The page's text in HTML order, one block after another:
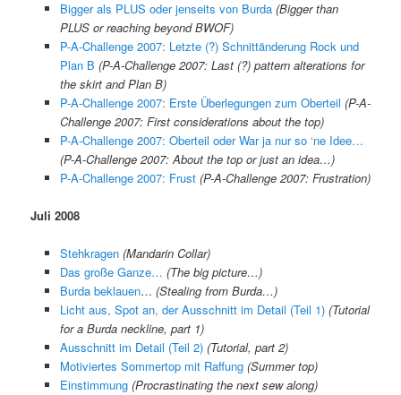
Bigger als PLUS oder jenseits von Burda (Bigger than
PLUS or reaching beyond BWOF)
P-A-Challenge 2007: Letzte (?) Schnittänderung Rock und
Plan B (P-A-Challenge 2007: Last (?) pattern alterations for
the skirt and Plan B)
P-A-Challenge 2007: Erste Überlegungen zum Oberteil (P-A-
Challenge 2007: First considerations about the top)
P-A-Challenge 2007: Oberteil oder War ja nur so ‘ne Idee…
(P-A-Challenge 2007: About the top or just an idea…)
P-A-Challenge 2007: Frust (P-A-Challenge 2007: Frustration)
Juli 2008
Stehkragen (Mandarin Collar)
Das große Ganze… (The big picture…)
Burda beklauen… (Stealing from Burda…)
Licht aus, Spot an, der Ausschnitt im Detail (Teil 1) (Tutorial
for a Burda neckline, part 1)
Ausschnitt im Detail (Teil 2) (Tutorial, part 2)
Motiviertes Sommertop mit Raffung (Summer top)
Einstimmung (Procrastinating the next sew along)